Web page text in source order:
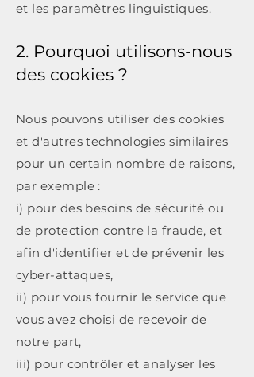
et les paramètres linguistiques.
2. Pourquoi utilisons-nous
des cookies ?
Nous pouvons utiliser des cookies
et d'autres technologies similaires
pour un certain nombre de raisons,
par exemple :
i) pour des besoins de sécurité ou
de protection contre la fraude, et
afin d'identifier et de prévenir les
cyber-attaques,
ii) pour vous fournir le service que
vous avez choisi de recevoir de
notre part,
iii) pour contrôler et analyser les